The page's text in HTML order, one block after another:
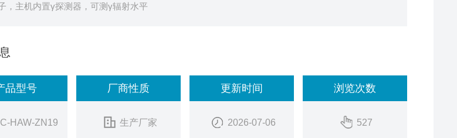
，主机内置γ探测器，可测γ辐射水平
品型号
HAW-ZN19
厂商性质
生产厂家
更新时间
2026-07-06
浏览次数
527